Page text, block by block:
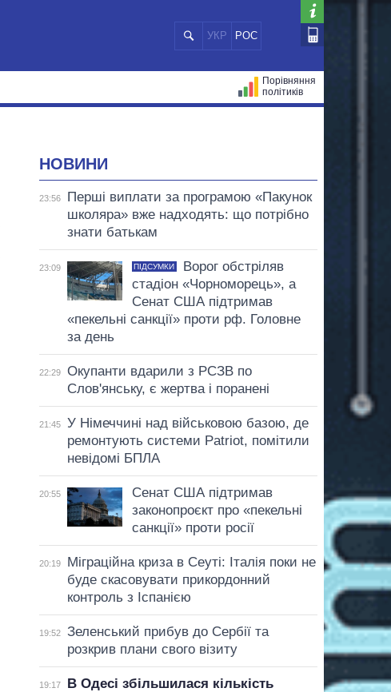
УКР РОС
Порівняння
політиків
НОВИНИ
23:56
Перші виплати за програмою «Пакунок
школяра» вже надходять: що потрібно
знати батькам
23:09 ПІДСУМКИ
Ворог обстріляв
стадіон «Чорноморець», а
Сенат США підтримав
«пекельні санкції» проти рф. Головне
за день
22:29
Окупанти вдарили з РСЗВ по
Слов'янську, є жертва і поранені
21:45
У Німеччині над військовою базою, де
ремонтують системи Patriot, помітили
невідомі БПЛА
20:55
Сенат США підтримав
законопроєкт про «пекельні
санкції» проти росії
20:19
Міграційна криза в Сеуті: Італія поки не
буде скасовувати прикордонний
контроль з Іспанією
19:52
Зеленський прибув до Сербії та
розкрив плани свого візиту
19:17
В Одесі збільшилася кількість